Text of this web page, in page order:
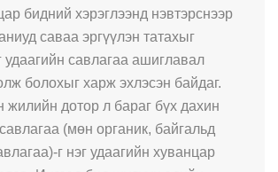
бидний хэрэглээнд нэвтэрснээр
саваа эргүүлэн татахыг
удаагийн савлагаа ашиглавал
болохыг харж эхлэсэн байдаг.
жилийн дотор л бараг бүх дахин
(мөн органик, байгальд
г нэг удаагийн хуванцар